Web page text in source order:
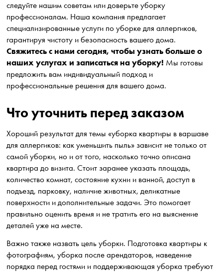
следуйте нашим советам или доверьте уборку
профессионалам. Наша компания предлагает
специализированные услуги по уборке для аллергиков,
гарантируя чистоту и безопасность вашего дома.
Свяжитесь с нами сегодня, чтобы узнать больше о
наших услугах и записаться на уборку! Мы готовы
предложить вам индивидуальный подход и
профессиональные решения для вашего дома.
Что уточнить перед заказом
Хороший результат для темы «уборка квартиры в варшаве
для аллергиков: как уменьшить пыль» зависит не только от
самой уборки, но и от того, насколько точно описана
квартира до визита. Стоит заранее указать площадь,
количество комнат, состояние кухни и ванной, доступ в
подъезд, парковку, наличие животных, деликатные
поверхности и дополнительные задачи. Это помогает
правильно оценить время и не тратить его на выяснение
деталей уже на месте.
Важно также назвать цель уборки. Подготовка квартиры к
фотографиям, уборка после арендаторов, наведение
порядка перед гостями и поддерживающая уборка требуют